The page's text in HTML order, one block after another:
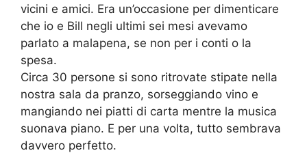
vicini e amici. Era un’occasione per dimenticare
che io e Bill negli ultimi sei mesi avevamo
parlato a malapena, se non per i conti o la
spesa.
Circa 30 persone si sono ritrovate stipate nella
nostra sala da pranzo, sorseggiando vino e
mangiando nei piatti di carta mentre la musica
suonava piano. E per una volta, tutto sembrava
davvero perfetto.